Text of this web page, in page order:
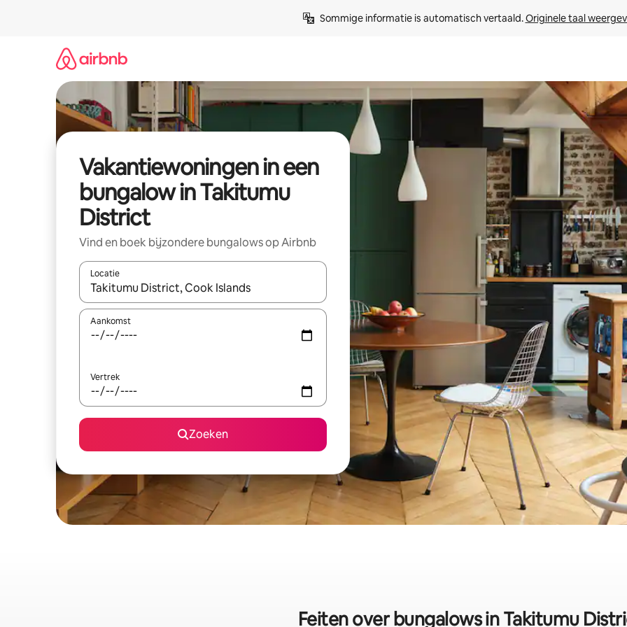
Sommige informatie is automatisch vertaald. Originele taal
Vakantiewoningen in een
bungalow in Takitumu
District
Vind en boek bijzondere bungalows op Airbnb
Locatie
Wanneer er suggesties beschikbaar zijn, maak je een keuze met je de pijltjestoetsen omhoog en omlaag, óf door te
Aankomst
Vertrek
Zoeken
Feiten over bungalows in Takitumu